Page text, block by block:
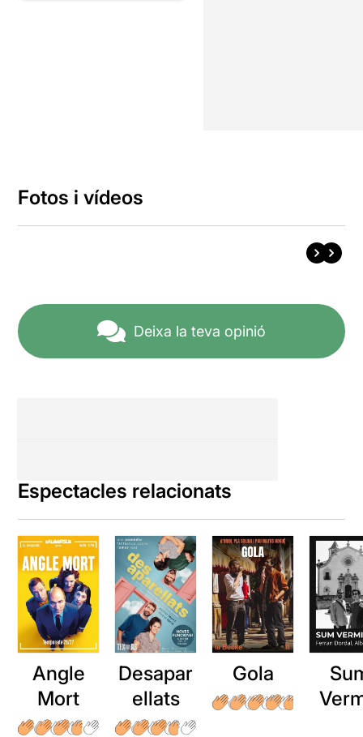
Fotos i vídeos
Deixa la teva opinió
Espectacles relacionats
Angle
Mort
Desapar
ellats
Gola